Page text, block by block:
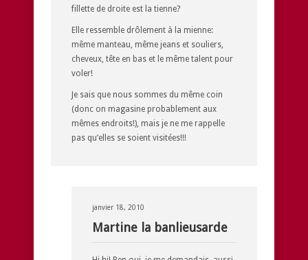
fillette de droite est la tienne?
Elle ressemble drôlement à la mienne:
même manteau, même jeans et souliers,
cheveux, tête en bas et le même talent pour
voler!
Je sais que nous sommes du même coin
(donc on magasine probablement aux
mêmes endroits!), mais je ne me rappelle
pas qu’elles se soient visitées!!!
janvier 18, 2010
Martine la banlieusarde